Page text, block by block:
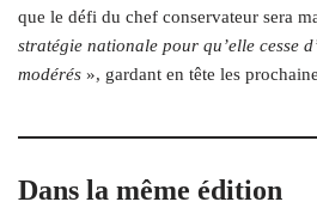
que le défi du chef conservateur sera
stratégie nationale pour qu’elle cesse
modérés », gardant en tête les
Dans la même édition